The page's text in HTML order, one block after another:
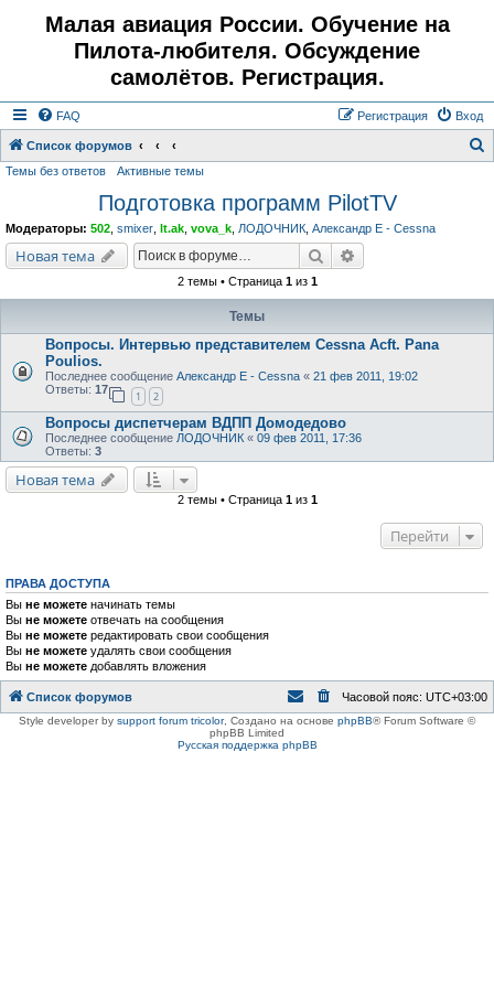
Малая авиация России. Обучение на
Пилота-любителя. Обсуждение
самолётов. Регистрация.
FAQ Вход
Регистрация
Список форумов
Темы без ответов Активные темы
Подготовка программ PilotTV
Модераторы: 502 smixer lt.ak vova_k ЛОДОЧНИК Александр E - Cessna
Новая тема Поиск
2 темы • Страница 1из 1
Темы
Вопросы. Интервью представителем Cessna Acft. Pana
Poulios.
Последнее сообщение Александр E - Cessna « 21 фев 2011, 19:02
Ответы: 17
1 2
Вопросы диспетчерам ВДПП Домодедово
Последнее сообщение ЛОДОЧНИК « 09 фев 2011, 17:36
Ответы: 3
Новая тема
2 темы • Страница 1из 1
Перейти
ПРАВА ДОСТУПА
Вы не можете начинать темы
Вы не можете отвечать на сообщения
Вы не можете редактировать свои сообщения
Вы не можете удалять свои сообщения
Вы не можете добавлять вложения
Список форумов Часовой пояс: UTC+03:00
Style developer by support forum tricolor, Создано на основе phpBB® Forum Software ©
phpBB Limited
Русская поддержка phpBB